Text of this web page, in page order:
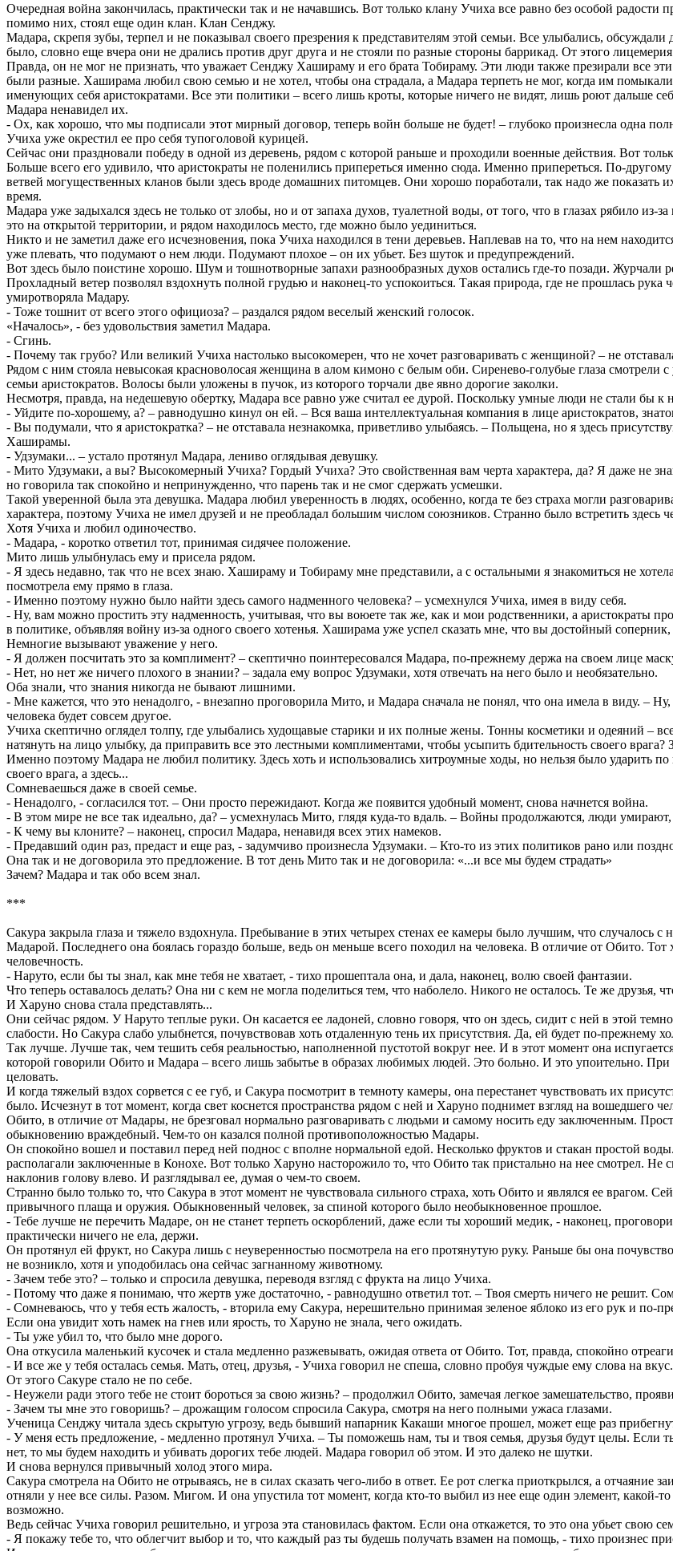
Очередная война закончилась, практически так и не начавшись. Вот только клану Учиха все равно без особой радости
помимо них, стоял еще один клан. Клан Сенджу.
Мадара, скрепя зубы, терпел и не показывал своего презрения к представителям этой семьи. Все улыбались,
было, словно еще вчера они не дрались против друг друга и не стояли по разные стороны баррикад. От этого
Правда, он не мог не признать, что уважает Сенджу Хашираму и его брата Тобираму. Эти люди также презирали все
были разные. Хаширама любил свою семью и не хотел, чтобы она страдала, а Мадара терпеть не мог, когда им помыкали
именующих себя аристократами. Все эти политики – всего лишь кроты, которые ничего не видят, лишь роют дальше
Мадара ненавидел их.
- Ох, как хорошо, что мы подписали этот мирный договор, теперь войн больше не будет! – глубоко произнесла одна
Учиха уже окрестил ее про себя тупоголовой курицей.
Сейчас они праздновали победу в одной из деревень, рядом с которой раньше и проходили военные действия. Вот
Больше всего его удивило, что аристократы не поленились припереться именно сюда. Именно припереться. По-
ветвей могущественных кланов были здесь вроде домашних питомцев. Они хорошо поработали, так надо же показать
время.
Мадара уже задыхался здесь не только от злобы, но и от запаха духов, туалетной воды, от того, что в глазах рябило
это на открытой территории, и рядом находилось место, где можно было уединиться.
Никто и не заметил даже его исчезновения, пока Учиха находился в тени деревьев. Наплевав на то, что на нем
уже плевать, что подумают о нем люди. Подумают плохое – он их убьет. Без шуток и предупреждений.
Вот здесь было поистине хорошо. Шум и тошнотворные запахи разнообразных духов остались где-то позади.
Прохладный ветер позволял вздохнуть полной грудью и наконец-то успокоиться. Такая природа, где не прошлась
умиротворяла Мадару.
- Тоже тошнит от всего этого официоза? – раздался рядом веселый женский голосок.
«Началось», - без удовольствия заметил Мадара.
- Сгинь.
- Почему так грубо? Или великий Учиха настолько высокомерен, что не хочет разговаривать с женщиной? – не
Рядом с ним стояла невысокая красноволосая женщина в алом кимоно с белым оби. Сиренево-голубые глаза смотрели
семьи аристократов. Волосы были уложены в пучок, из которого торчали две явно дорогие заколки.
Несмотря, правда, на недешевую обертку, Мадара все равно уже считал ее дурой. Поскольку умные люди не стали бы к
- Уйдите по-хорошему, а? – равнодушно кинул он ей. – Вся ваша интеллектуальная компания в лице аристократов,
- Вы подумали, что я аристократка? – не отставала незнакомка, приветливо улыбаясь. – Польщена, но я здесь
Хаширамы.
- Удзумаки... – устало протянул Мадара, лениво оглядывая девушку.
- Мито Удзумаки, а вы? Высокомерный Учиха? Гордый Учиха? Это свойственная вам черта характера, да? Я даже не
но говорила так спокойно и непринужденно, что парень так и не смог сдержать усмешки.
Такой уверенной была эта девушка. Мадара любил уверенность в людях, особенно, когда те без страха могли
характера, поэтому Учиха не имел друзей и не преобладал большим числом союзников. Странно было встретить здесь
Хотя Учиха и любил одиночество.
- Мадара, - коротко ответил тот, принимая сидячее положение.
Мито лишь улыбнулась ему и присела рядом.
- Я здесь недавно, так что не всех знаю. Хашираму и Тобираму мне представили, а с остальными я знакомиться не
посмотрела ему прямо в глаза.
- Именно поэтому нужно было найти здесь самого надменного человека? – усмехнулся Учиха, имея в виду себя.
- Ну, вам можно простить эту надменность, учитывая, что вы воюете так же, как и мои родственники, а аристократы
в политике, объявляя войну из-за одного своего хотенья. Хаширама уже успел сказать мне, что вы достойный
Немногие вызывают уважение у него.
- Я должен посчитать это за комплимент? – скептично поинтересовался Мадара, по-прежнему держа на своем лице
- Нет, но нет же ничего плохого в знании? – задала ему вопрос Удзумаки, хотя отвечать на него было и необязательно.
Оба знали, что знания никогда не бывают лишними.
- Мне кажется, что это ненадолго, - внезапно проговорила Мито, и Мадара сначала не понял, что она имела в виду. –
человека будет совсем другое.
Учиха скептично оглядел толпу, где улыбались худощавые старики и их полные жены. Тонны косметики и одеяний –
натянуть на лицо улыбку, да приправить все это лестными комплиментами, чтобы усыпить бдительность своего
Именно поэтому Мадара не любил политику. Здесь хоть и использовались хитроумные ходы, но нельзя было ударить
своего врага, а здесь...
Сомневаешься даже в своей семье.
- Ненадолго, - согласился тот. – Они просто пережидают. Когда же появится удобный момент, снова начнется война.
- В этом мире не все так идеально, да? – усмехнулась Мито, глядя куда-то вдаль. – Войны продолжаются, люди
- К чему вы клоните? – наконец, спросил Мадара, ненавидя всех этих намеков.
- Предавший один раз, предаст и еще раз, - задумчиво произнесла Удзумаки. – Кто-то из этих политиков рано или
Она так и не договорила это предложение. В тот день Мито так и не договорила: «...и все мы будем страдать»
Зачем? Мадара и так обо всем знал.
***
Сакура закрыла глаза и тяжело вздохнула. Пребывание в этих четырех стенах ее камеры было лучшим, что случалось с
Мадарой. Последнего она боялась гораздо больше, ведь он меньше всего походил на человека. В отличие от Обито. Тот
человечность.
- Наруто, если бы ты знал, как мне тебя не хватает, - тихо прошептала она, и дала, наконец, волю своей фантазии.
Что теперь оставалось делать? Она ни с кем не могла поделиться тем, что наболело. Никого не осталось. Те же друзья,
И Харуно снова стала представлять...
Они сейчас рядом. У Наруто теплые руки. Он касается ее ладоней, словно говоря, что он здесь, сидит с ней в этой
слабости. Но Сакура слабо улыбнется, почувствовав хоть отдаленную тень их присутствия. Да, ей будет по-прежнему
Так лучше. Лучше так, чем тешить себя реальностью, наполненной пустотой вокруг нее. И в этот момент она
которой говорили Обито и Мадара – всего лишь забытье в образах любимых людей. Это больно. И это упоительно. При
целовать.
И когда тяжелый вздох сорвется с ее губ, и Сакура посмотрит в темноту камеры, она перестанет чувствовать их
было. Исчезнут в тот момент, когда свет коснется пространства рядом с ней и Харуно поднимет взгляд на вошедшего
Обито, в отличие от Мадары, не брезговал нормально разговаривать с людьми и самому носить еду заключенным.
обыкновению враждебный. Чем-то он казался полной противоположностью Мадары.
Он спокойно вошел и поставил перед ней поднос с вполне нормальной едой. Несколько фруктов и стакан простой
располагали заключенные в Конохе. Вот только Харуно насторожило то, что Обито так пристально на нее смотрел. Не
наклонив голову влево. И разглядывал ее, думая о чем-то своем.
Странно было только то, что Сакура в этот момент не чувствовала сильного страха, хоть Обито и являлся ее врагом.
привычного плаща и оружия. Обыкновенный человек, за спиной которого было необыкновенное прошлое.
- Тебе лучше не перечить Мадаре, он не станет терпеть оскорблений, даже если ты хороший медик, - наконец,
практически ничего не ела, держи.
Он протянул ей фрукт, но Сакура лишь с неуверенностью посмотрела на его протянутую руку. Раньше бы она
не возникло, хотя и уподобилась она сейчас загнанному животному.
- Зачем тебе это? – только и спросила девушка, переводя взгляд с фрукта на лицо Учиха.
- Потому что даже я понимаю, что жертв уже достаточно, - равнодушно ответил тот. – Твоя смерть ничего не решит.
- Сомневаюсь, что у тебя есть жалость, - вторила ему Сакура, нерешительно принимая зеленое яблоко из его рук и по-
Если она увидит хоть намек на гнев или ярость, то Харуно не знала, чего ожидать.
- Ты уже убил то, что было мне дорого.
Она откусила маленький кусочек и стала медленно разжевывать, ожидая ответа от Обито. Тот, правда, спокойно
- И все же у тебя осталась семья. Мать, отец, друзья, - Учиха говорил не спеша, словно пробуя чуждые ему слова на вкус.
От этого Сакуре стало не по себе.
- Неужели ради этого тебе не стоит бороться за свою жизнь? – продолжил Обито, замечая легкое замешательство,
- Зачем ты мне это говоришь? – дрожащим голосом спросила Сакура, смотря на него полными ужаса глазами.
Ученица Сенджу читала здесь скрытую угрозу, ведь бывший напарник Какаши многое прошел, может еще раз
- У меня есть предложение, - медленно протянул Учиха. – Ты поможешь нам, ты и твоя семья, друзья будут целы. Если
нет, то мы будем находить и убивать дорогих тебе людей. Мадара говорил об этом. И это далеко не шутки.
И снова вернулся привычный холод этого мира.
Сакура смотрела на Обито не отрываясь, не в силах сказать чего-либо в ответ. Ее рот слегка приоткрылся, а отчаяние
отняли у нее все силы. Разом. Мигом. И она упустила тот момент, когда кто-то выбил из нее еще один элемент,
возможно.
Ведь сейчас Учиха говорил решительно, и угроза эта становилась фактом. Если она откажется, то это она убьет свою
- Я покажу тебе то, что облегчит выбор и то, что каждый раз ты будешь получать взамен на помощь, - тихо произнес